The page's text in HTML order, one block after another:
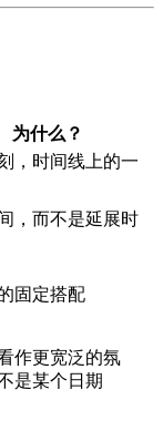
为什么？
，时间线上的一
，而不是延展时
固定搭配
作更宽泛的氛
是某个日期